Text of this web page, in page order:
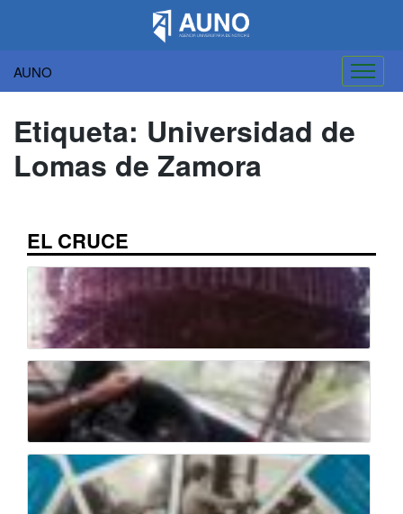
AUNO
contenido
Etiqueta: Universidad de
Lomas de Zamora
EL CRUCE